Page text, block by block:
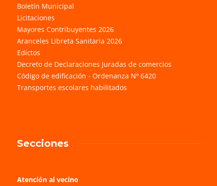
Boletín Municipal
Licitaciones
Mayores Contribuyentes 2026
Aranceles Libreta Sanitaria 2026
Edictos
Decreto de Declaraciones Juradas de comercios
Código de edificación - Ordenanza Nº 6420
Transportes escolares habilitados
Secciones
Atención al vecino